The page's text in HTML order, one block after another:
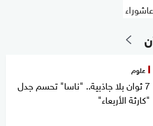
علوم
7 ثوان بلا جاذبية.. "ناسا" تحسم جدل
"كارثة الأربعاء"